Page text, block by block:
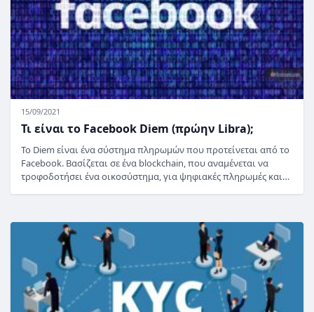
15/09/2021
Τι είναι το Facebook Diem (πρώην Libra);
Το Diem είναι ένα σύστημα πληρωμών που προτείνεται από το
Facebook. Βασίζεται σε ένα blockchain, που αναμένεται να
τροφοδοτήσει ένα οικοσύστημα, για ψηφιακές πληρωμές και…